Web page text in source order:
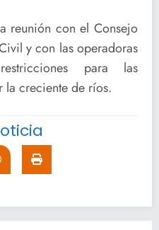
reunión con el Consejo
y con las operadoras
para las
la creciente de ríos.